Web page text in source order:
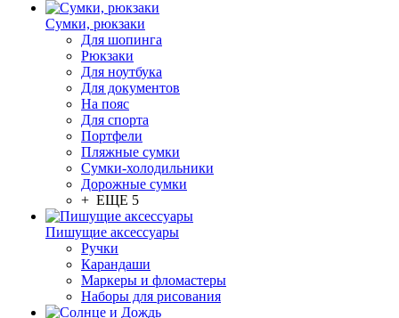
Сумки, рюкзаки
Для шопинга
Рюкзаки
Для ноутбука
Для документов
На пояс
Для спорта
Портфели
Пляжные сумки
Сумки-холодильники
Дорожные сумки
+ ЕЩЕ 5
Пишущие аксессуары
Ручки
Карандаши
Маркеры и фломастеры
Наборы для рисования